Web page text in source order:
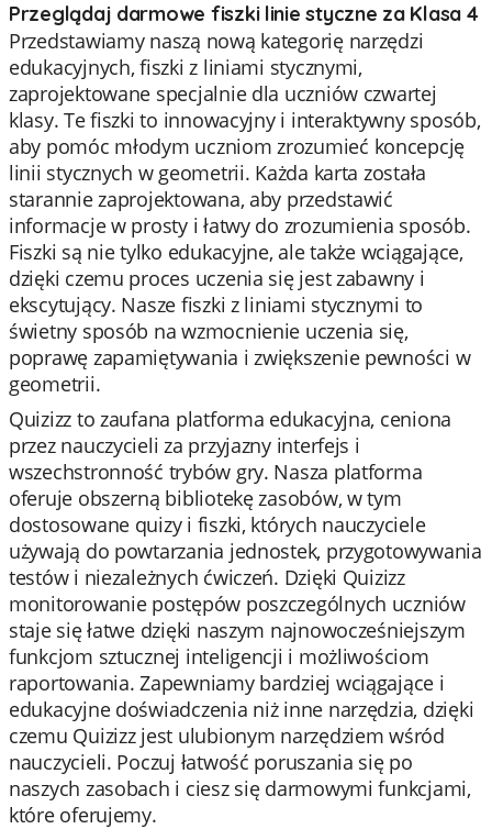
Przeglądaj darmowe fiszki linie styczne za Klasa 4
Przedstawiamy naszą nową kategorię narzędzi
edukacyjnych, fiszki z liniami stycznymi,
zaprojektowane specjalnie dla uczniów czwartej
klasy. Te fiszki to innowacyjny i interaktywny sposób,
aby pomóc młodym uczniom zrozumieć koncepcję
linii stycznych w geometrii. Każda karta została
starannie zaprojektowana, aby przedstawić
informacje w prosty i łatwy do zrozumienia sposób.
Fiszki są nie tylko edukacyjne, ale także wciągające,
dzięki czemu proces uczenia się jest zabawny i
ekscytujący. Nasze fiszki z liniami stycznymi to
świetny sposób na wzmocnienie uczenia się,
poprawę zapamiętywania i zwiększenie pewności w
geometrii.
Quizizz to zaufana platforma edukacyjna, ceniona
przez nauczycieli za przyjazny interfejs i
wszechstronność trybów gry. Nasza platforma
oferuje obszerną bibliotekę zasobów, w tym
dostosowane quizy i fiszki, których nauczyciele
używają do powtarzania jednostek, przygotowywania
testów i niezależnych ćwiczeń. Dzięki Quizizz
monitorowanie postępów poszczególnych uczniów
staje się łatwe dzięki naszym najnowocześniejszym
funkcjom sztucznej inteligencji i możliwościom
raportowania. Zapewniamy bardziej wciągające i
edukacyjne doświadczenia niż inne narzędzia, dzięki
czemu Quizizz jest ulubionym narzędziem wśród
nauczycieli. Poczuj łatwość poruszania się po
naszych zasobach i ciesz się darmowymi funkcjami,
które oferujemy.